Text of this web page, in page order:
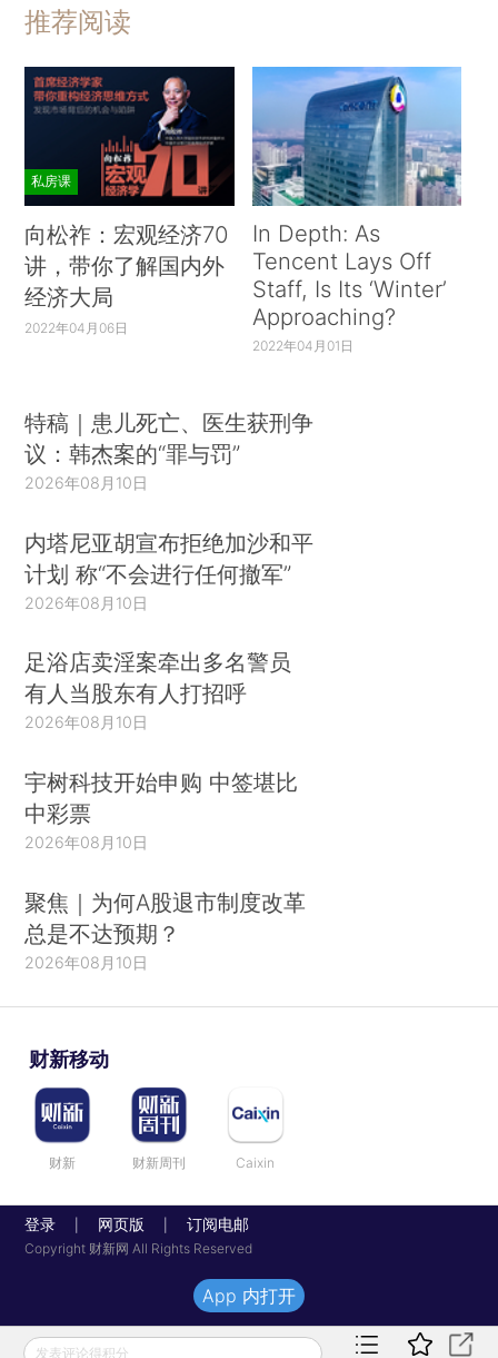
推荐阅读
私房课
向松祚：宏观经济70
讲，带你了解国内外
经济大局
2022年04月06日
In Depth: As
Tencent Lays Off
Staff, Is Its ‘Winter’
Approaching?
2022年04月01日
特稿｜患儿死亡、医生获刑争
议：韩杰案的“罪与罚”
2026年08月10日
内塔尼亚胡宣布拒绝加沙和平
计划 称“不会进行任何撤军”
2026年08月10日
足浴店卖淫案牵出多名警员
有人当股东有人打招呼
2026年08月10日
宇树科技开始申购 中签堪比
中彩票
2026年08月10日
聚焦｜为何A股退市制度改革
总是不达预期？
2026年08月10日
财新移动
财新 财新周刊 Caixin
登录 网页版 订阅电邮
Copyright 财新网 All Rights Reserved
发表评论得积分
App 内打开